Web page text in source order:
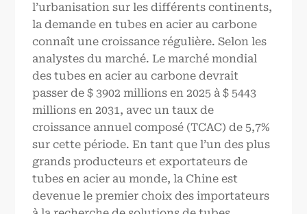
l’urbanisation sur les différents continents,
la demande en tubes en acier au carbone
connaît une croissance régulière. Selon les
analystes du marché. Le marché mondial
des tubes en acier au carbone devrait
passer de $ 3902 millions en 2025 à $ 5443
millions en 2031, avec un taux de
croissance annuel composé (TCAC) de 5,7%
sur cette période. En tant que l’un des plus
grands producteurs et exportateurs de
tubes en acier au monde, la Chine est
devenue le premier choix des importateurs